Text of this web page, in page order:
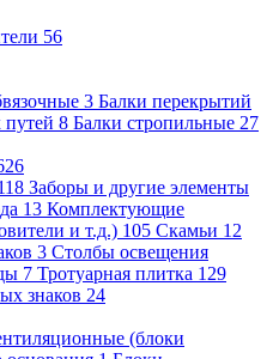
56
3 Балки перекрытий
8 Балки стропильные 27
Заборы и другие элементы
13 Комплектующие
и т.д.) 105 Скамьи 12
3 Столбы освещения
7 Тротуарная плитка 129
знаков 24
(блоки